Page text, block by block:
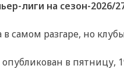
лиги на сезон-2026/
самом разгаре, но
в пятницу,